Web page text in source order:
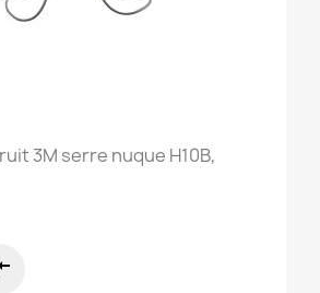
3M serre nuque H10B,